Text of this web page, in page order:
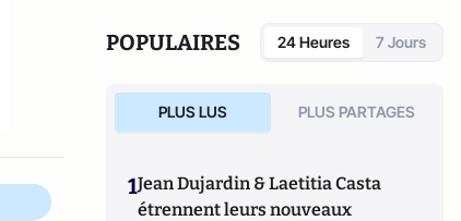
POPULAIRES 24 Heures 7 Jours
PLUS LUS PLUS PARTAGES
1Jean Dujardin & Laetitia Casta
étrennent leurs nouveaux